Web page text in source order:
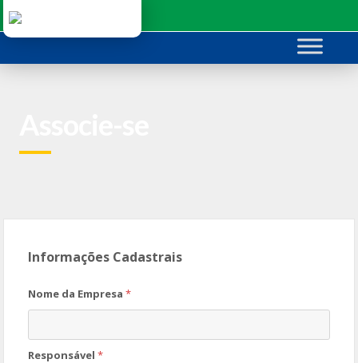
para
conteúdo
Informações Cadastrais
Nome da Empresa*
Responsável*